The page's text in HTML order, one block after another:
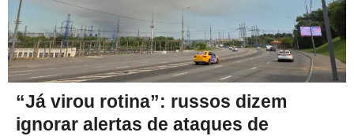
“Já virou rotina”: russos dizem
ignorar alertas de ataques de